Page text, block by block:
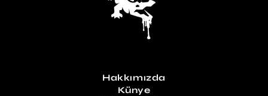
Hakkımızda
Künye